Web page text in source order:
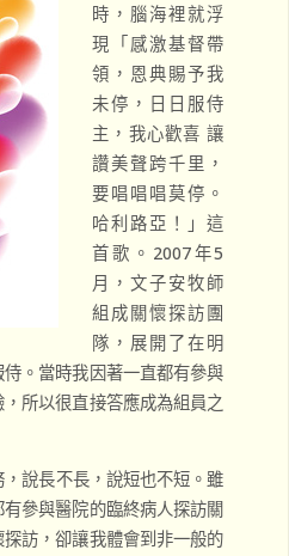
時，腦海裡就浮
現「感激基督帶
領，恩典賜予我
未停，日日服侍
主，我心歡喜 讓
讚美聲跨千里，
要唱唱唱莫停。
哈利路亞！」這
首歌。2007年5
月，文子安牧師
組成關懷探訪團
隊，展開了在明
。當時我因著一直都有參與
所以很直接答應成為組員之
說長不長，說短也不短。雖
參與醫院的臨終病人探訪關
訪，卻讓我體會到非一般的